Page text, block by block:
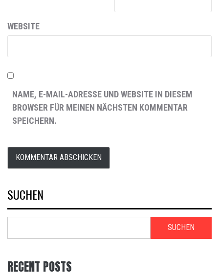
WEBSITE
NAME, E-MAIL-ADRESSE UND WEBSITE IN DIESEM
BROWSER FÜR MEINEN NÄCHSTEN KOMMENTAR
SPEICHERN.
SUCHEN
SUCHEN
RECENT POSTS